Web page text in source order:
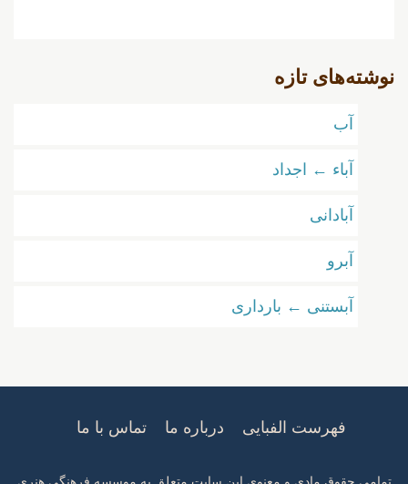
نوشته‌های تازه
آب
آباء ← اجداد
آبادانی
آبرو
آبستنی ← بارداری
فهرست الفبایی درباره ما تماس با ما